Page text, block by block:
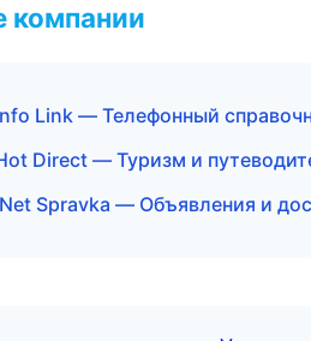
компании
Link — Телефонный
Direct — Туризм и
Spravka — Объявления и